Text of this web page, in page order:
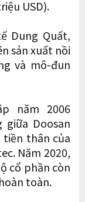
USD).
Dung Quất,
sản xuất nồi
và mô-đun
năm 2006
Doosan
tiền thân của
Năm 2020,
cổ phần còn
toàn.